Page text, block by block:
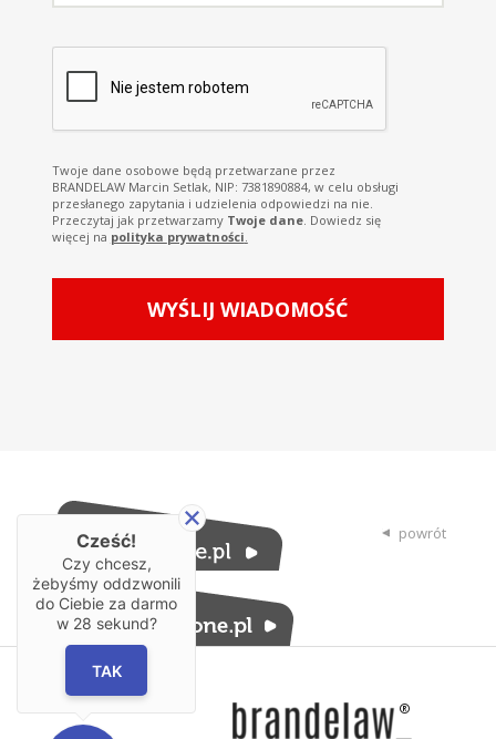
Twoje dane osobowe będą przetwarzane przez
BRANDELAW Marcin Setlak, NIP: 7381890884, w celu obsługi
przesłanego zapytania i udzielenia odpowiedzi na nie.
Przeczytaj jak przetwarzamy Twoje dane.
więcej na
polityka prywatności.
powrót
Cześć!
Czy chcesz,
żebyśmy oddzwonili
do Ciebie za darmo
w 28 sekund?
TAK